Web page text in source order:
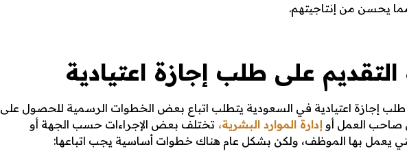
يحسن من إنتاجيتهم.
التقديم على طلب إجازة اعتيادية
طلب إجازة اعتيادية في السعودية يتطلب اتباع بعض الخطوات الرسمية للحصول على
صاحب العمل أو إدارة الموارد البشرية، تختلف بعض الإجراءات حسب الجهة أو
يعمل بها الموظف، ولكن بشكل عام هناك خطوات أساسية يجب اتباعها: